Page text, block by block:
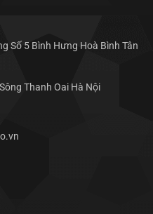
Số 5 Bình Hưng Hoà Bình Tân
Thanh Oai Hà Nội